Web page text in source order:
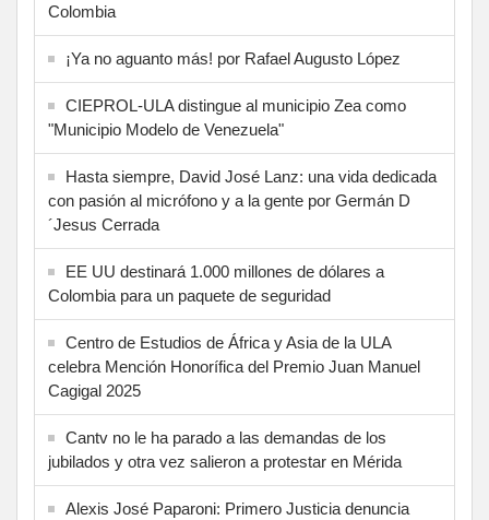
Colombia
¡Ya no aguanto más! por Rafael Augusto López
CIEPROL-ULA distingue al municipio Zea como
"Municipio Modelo de Venezuela"
Hasta siempre, David José Lanz: una vida dedicada
con pasión al micrófono y a la gente por Germán D
´Jesus Cerrada
EE UU destinará 1.000 millones de dólares a
Colombia para un paquete de seguridad
Centro de Estudios de África y Asia de la ULA
celebra Mención Honorífica del Premio Juan Manuel
Cagigal 2025
Cantv no le ha parado a las demandas de los
jubilados y otra vez salieron a protestar en Mérida
Alexis José Paparoni: Primero Justicia denuncia